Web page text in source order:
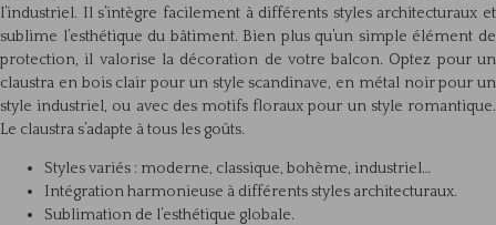
l’industriel. Il s’intègre facilement à différents styles architecturaux et
sublime l’esthétique du bâtiment. Bien plus qu’un simple élément de
protection, il valorise la décoration de votre balcon. Optez pour un
claustra en bois clair pour un style scandinave, en métal noir pour un
style industriel, ou avec des motifs floraux pour un style romantique.
Le claustra s’adapte à tous les goûts.
Styles variés : moderne, classique, bohème, industriel…
Intégration harmonieuse à différents styles architecturaux.
Sublimation de l’esthétique globale.